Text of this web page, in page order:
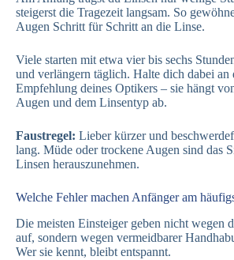
steigerst die Tragezeit langsam. So
Augen Schritt für Schritt an die Linse.
Viele starten mit etwa vier bis sechs
und verlängern täglich. Halte dich dabei an
Empfehlung deines Optikers – sie hängt
Augen und dem Linsentyp ab.
Faustregel: Lieber kürzer und
lang. Müde oder trockene Augen sind das
Linsen herauszunehmen.
Welche Fehler machen Anfänger am
Die meisten Einsteiger geben nicht wegen
auf, sondern wegen vermeidbarer
Wer sie kennt, bleibt entspannt.